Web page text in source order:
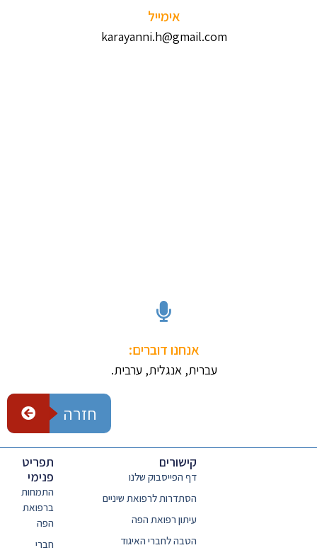
אימייל
karayanni.h@gmail.com
אנחנו דוברים:
עברית, אנגלית, ערבית.
חזרה
תפריט
פנימי
התמחות
ברפואת
הפה
חברי
קישורים
דף הפייסבוק שלנו
הסתדרות לרפואת שיניים
עיתון רפואת הפה
הטבה לחברי האיגוד